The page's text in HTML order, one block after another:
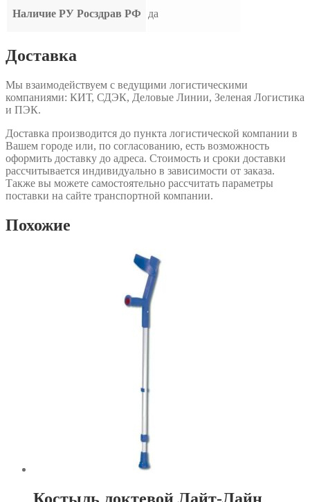
Наличие РУ Росздрав РФ да
Доставка
Мы взаимодействуем с ведущими логистическими
компаниями: КИТ, СДЭК, Деловые Линии, Зеленая Логистика
и ПЭК.
Доставка производится до пункта логистической компании в
Вашем городе или, по согласованию, есть возможность
оформить доставку до адреса. Стоимость и сроки доставки
рассчитывается индивидуально в зависимости от заказа.
Также вы можете самостоятельно рассчитать параметры
поставки на сайте транспортной компании.
Похожие